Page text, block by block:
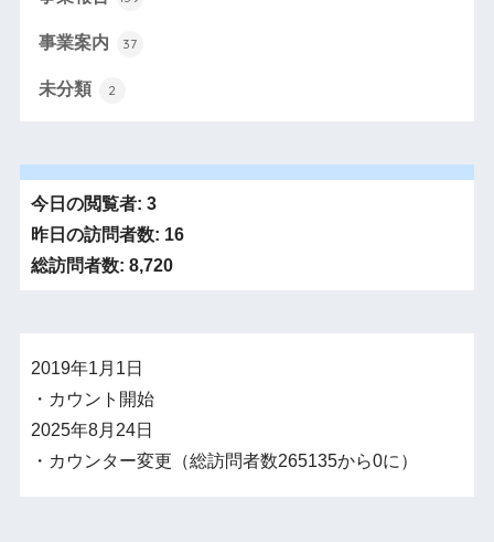
事業案内 37
未分類 2
今日の閲覧者: 3
昨日の訪問者数: 16
総訪問者数: 8,720
2019年1月1日
・カウント開始
2025年8月24日
・カウンター変更（総訪問者数265135から0に）